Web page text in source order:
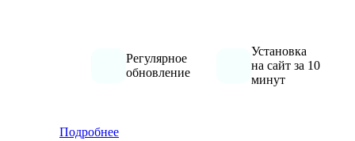
Регулярное
обновление
Установка
на сайт за 10
минут
Подробнее